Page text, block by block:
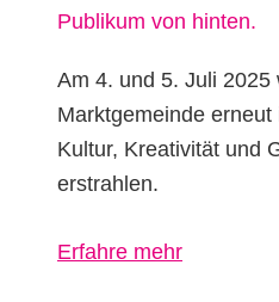
Am 4. und 5. Juli 2025
Marktgemeinde erneut
Kultur, Kreativität und
erstrahlen.
Erfahre mehrüber